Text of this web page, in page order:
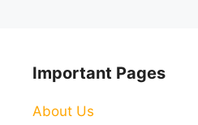
Important Pages
About Us